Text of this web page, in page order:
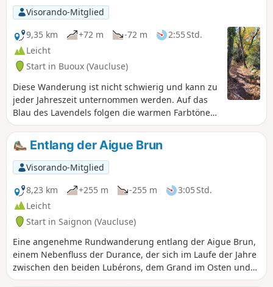
Visorando-Mitglied
9,35 km
+72 m -72 m
2:55 Std.
Leicht
Start in Buoux (Vaucluse)
Diese Wanderung ist nicht schwierig und kann zu
jeder Jahreszeit unternommen werden. Auf das
Blau des Lavendels folgen die warmen Farbtöne
des Herbstes oder das Grün des Frühlings.
Entlang der gesamten Route entdecken Sie
versteckte oder majestätisch inmitten der Felder
erbaute Trockenmauerunterstände. Sie wechseln
zwischen kleinen Waldwegen und Feldwegen, die
einen herrlichen Blick auf den Luberon bieten.
Entlang der Aigue Brun
Visorando-Mitglied
8,23 km
+255 m -255 m
3:05 Std.
Leicht
Start in Saignon (Vaucluse)
Eine angenehme Rundwanderung entlang der Aigue Brun,
einem Nebenfluss der Durance, der sich im Laufe der Jahre
zwischen den beiden Lubérons, dem Grand im Osten und
dem Petit im Westen, hindurchgeschlängelt hat.